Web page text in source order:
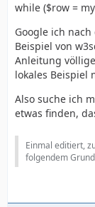
while ($row =
Google ich
Beispiel von
Anleitung
lokales Beispiel
Also suche ich
etwas finden,
Einmal editiert,
folgendem